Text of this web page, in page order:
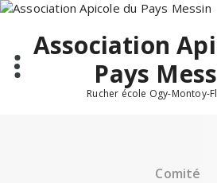
Skip
contentAssociation
Pays
Rucher école Ogy-Montoy-
Comité